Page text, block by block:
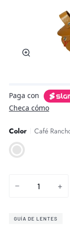
Paga con
Checa cómo
Color
Café
Café
Rancho
− +
GUÍA DE LENTES